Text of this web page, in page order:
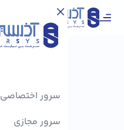
سرور اختصاصی
سرور مجازی